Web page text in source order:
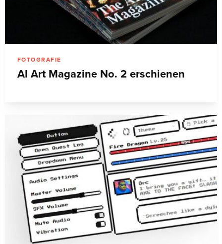
FOTOGRAFIE
AI Art Magazine No. 2 erschienen